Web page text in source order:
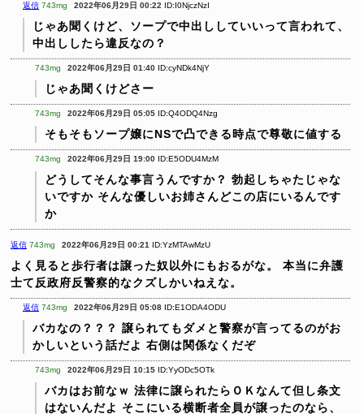
返信 743mg 2022年06月29日 00:22 ID:I0NjczNzI
じゃあ聞くけど、ソープで中出ししていいって言われて、
中出ししたら違反なの？
743mg 2022年06月29日 01:40 ID:cyNDk4NjY
じゃあ聞くけどさー
743mg 2022年06月29日 05:05 ID:Q4ODQ4Nzg
そもそもソープ嬢にNSで凸できる時点で尊敬に値する
743mg 2022年06月29日 19:00 ID:E5ODU4MzM
どうしてそんな事言うんですか？ 勃起しちゃたじゃな
いですか そんな優しいお姉さんどこの店にいるんです
か
返信 743mg 2022年06月29日 00:21 ID:YzMTAwMzU
よく見ると歩行者は譲った奴以外にもおるがな。
本当に弁護
士て反政府反警察的なクズしかいねえな。
返信 743mg 2022年06月29日 05:08 ID:E1ODA4ODU
バカなの？？？ 譲られてもダメと警察が言ってるのがお
かしいという話だよ 右側は関係なくだぞ
743mg 2022年06月29日 10:15 ID:YyODc5OTk
バカはお前なｗ 法律に譲られたらＯＫなんて但し条文
はないんだよ そこにいる横断者全員が譲ったのなら、